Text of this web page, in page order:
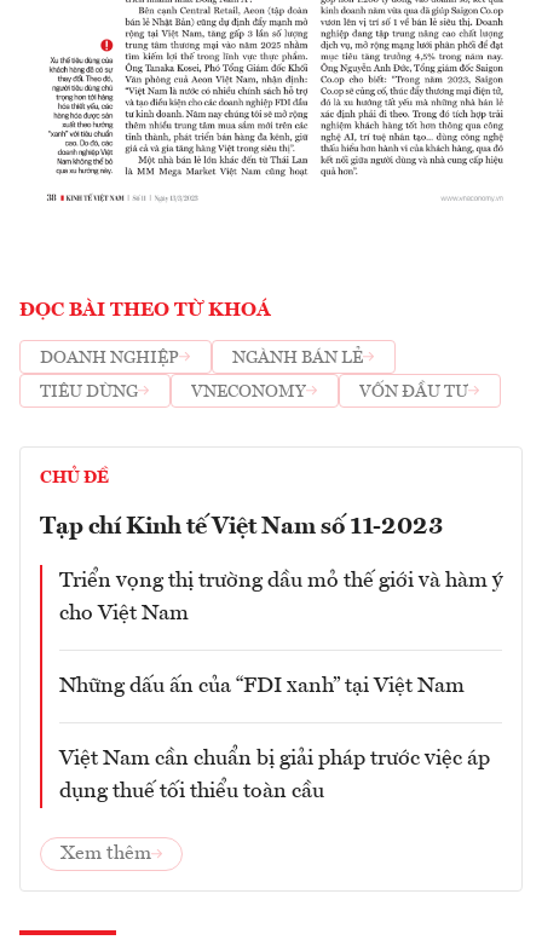
ĐỌC BÀI THEO TỪ KHOÁ
DOANH NGHIỆP
NGÀNH BÁN LẺ
TIÊU DÙNG
VNECONOMY VỐN ĐẦU TƯ
CHỦ ĐỀ
Tạp chí Kinh tế Việt Nam số 11-2023
Triển vọng thị trường dầu mỏ thế giới và hàm ý
cho Việt Nam
Những dấu ấn của “FDI xanh” tại Việt Nam
Việt Nam cần chuẩn bị giải pháp trước việc áp
dụng thuế tối thiểu toàn cầu
Xem thêm